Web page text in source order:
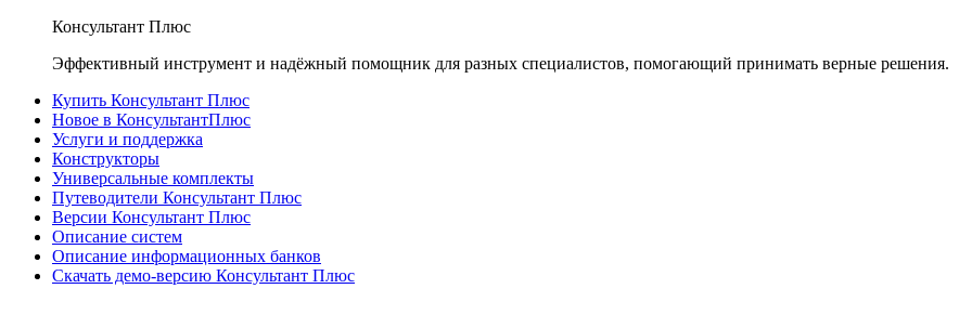
Консультант Плюс
Эффективный инструмент и надёжный помощник для разных специалистов, помогающий принимать верные решения.
Купить Консультант Плюс
Новое в КонсультантПлюс
Услуги и поддержка
Конструкторы
Универсальные комплекты
Путеводители Консультант Плюс
Версии Консультант Плюс
Описание систем
Описание информационных банков
Скачать демо-версию Консультант Плюс